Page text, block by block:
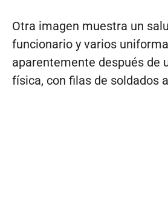
Otra imagen muestra un
funcionario y varios
aparentemente después de
física, con filas de soldados